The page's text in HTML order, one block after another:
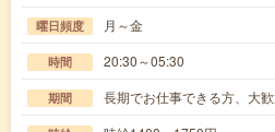
曜日頻度 月～金
時間 20:30～05:30
期間 長期でお仕事できる方、大歓